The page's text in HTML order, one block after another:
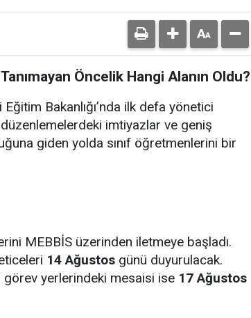
Öncelik Hangi Alanın Oldu?
Bakanlığı’nda ilk defa yönetici
imtiyazlar ve geniş
giden yolda sınıf öğretmenlerini bir
MEBBİS üzerinden iletmeye başladı.
14 Ağustos günü duyurulacak.
görev yerlerindeki mesaisi ise 17 Ağustos